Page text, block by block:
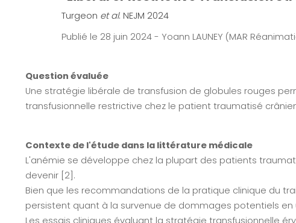
Turgeon et al. NEJM 2024
Publié le 28 juin 2024 - Yoann LAUNEY (MAR
Question évaluée
Une stratégie libérale de transfusion de globules rouges
transfusionnelle restrictive chez le patient traumatisé
Contexte de l'étude dans la littérature médicale
L'anémie se développe chez la plupart des patients
devenir [2].
Bien que les recommandations de la pratique clinique du
persistent quant à la survenue de dommages potentiels
Les essais cliniques évaluant la stratégie transfusionnelle